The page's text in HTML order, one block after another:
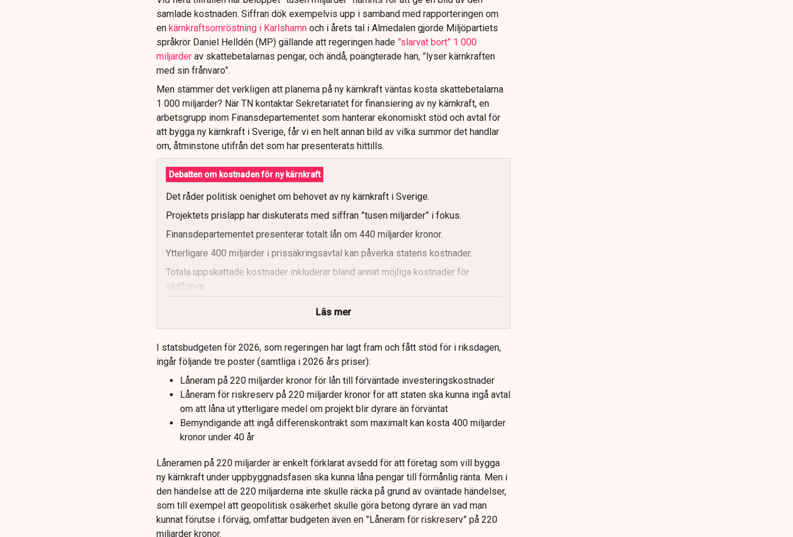
samlade kostnaden. Siffran dök exempelvis upp i samband med rapporteringen om
enkärnkraftsomröstning i Karlshamnoch i årets tal i Almedalen gjorde Miljöpartiets
språkrör Daniel Helldén (MP) gällande att regeringen hade ”slarvat bort” 1 000
miljarder av skattebetalarnas pengar, och ändå, poängterade han, ”lyser kärnkraften
med sin frånvaro”.
Men stämmer det verkligen att planerna på ny kärnkraft väntas kosta skattebetalarna
1 000 miljarder? När TN kontaktar Sekretariatet för finansiering av ny kärnkraft, en
arbetsgrupp inom Finansdepartementet som hanterar ekonomiskt stöd och avtal för
att bygga ny kärnkraft i Sverige, får vi en helt annan bild av vilka summor det handlar
om, åtminstone utifrån det som har presenterats hittills.
Debatten om kostnaden för ny kärnkraft
Det råder politisk oenighet om behovet av ny kärnkraft i Sverige.
Projektets prislapp har diskuterats med siffran ”tusen miljarder” i fokus.
Finansdepartementet presenterar totalt lån om 440 miljarder kronor.
Ytterligare 400 miljarder i prissäkringsavtal kan påverka statens kostnader.
Totala uppskattade kostnader inkluderar bland annat möjliga kostnader för
slutförvar.
Regeringen och Miljöpartiet har olika syn på investeringens nödvändighet.
Läs mer
I statsbudgeten för 2026, som regeringen har lagt fram och fått stöd för i riksdagen,
ingår följande tre poster (samtliga i 2026 års priser):
Låneram på 220 miljarder kronor för lån till förväntade investeringskostnader
Låneram för riskreserv på 220 miljarder kronor för att staten ska kunna ingå avtal
om att låna ut ytterligare medel om projekt blir dyrare än förväntat
Bemyndigande att ingå differenskontrakt som maximalt kan kosta 400 miljarder
kronor under 40 år
Låneramen på 220 miljarder är enkelt förklarat avsedd för att företag som vill bygga
ny kärnkraft under uppbyggnadsfasen ska kunna låna pengar till förmånlig ränta. Men i
den händelse att de 220 miljarderna inte skulle räcka på grund av oväntade händelser,
som till exempel att geopolitisk osäkerhet skulle göra betong dyrare än vad man
kunnat förutse i förväg, omfattar budgeten även en ”Låneram för riskreserv” på 220
miljarder kronor.